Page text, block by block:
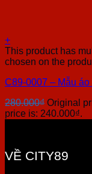
+
This product has
chosen on the
C89-0007 – Mẫu
280.000₫ Original
price is: 240.000₫.
VỀ CITY89